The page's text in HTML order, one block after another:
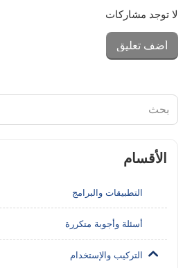
لا توجد مشاركات
أضف تعليق
الأقسام
التطبيقات والبرامج
أسئلة وأجوبة متكررة
التركيب والإستخدام